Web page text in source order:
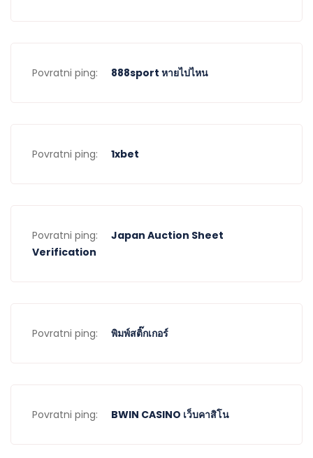
Povratni ping: 888sport หายไปไหน
Povratni ping: 1xbet
Povratni ping:
Japan Auction Sheet
Verification
Povratni ping: พิมพ์สติ๊กเกอร์
Povratni ping: BWIN CASINO เว็บคาสิโน